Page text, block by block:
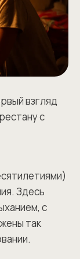
взгляд
с
Здесь
с
так